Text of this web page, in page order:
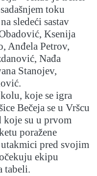
toku
sledeći sastav
Ksenija
Anđela Petrov,
Nađa
Stanojev,
koje se igra
Bečeja se u Vršcu
koje su u prvom
poražene
pred svojim
ekipu
tabeli.